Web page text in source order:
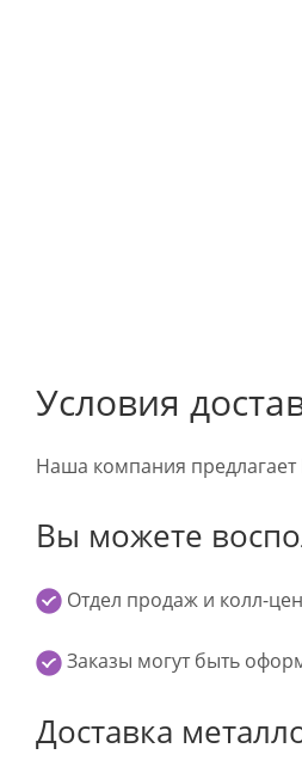
Условия
Наша компания предлагает
Вы можете
Отдел продаж и колл-
Заказы могут быть
Доставка